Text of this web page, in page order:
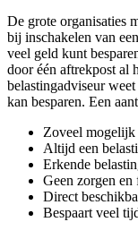
De grote organisaties
bij inschakelen van
veel geld kunt
door één aftrekpost al
belastingadviseur
kan besparen. Een
Zoveel
Altijd een
Erkende
Geen zorgen en
Direct
Bespaart veel